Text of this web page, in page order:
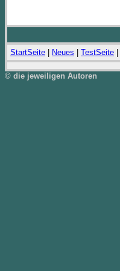
StartSeite Neues TestSeite
© die jeweiligen Autoren